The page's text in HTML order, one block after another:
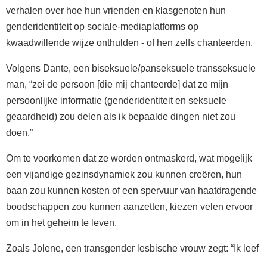
verhalen over hoe hun vrienden en klasgenoten hun
genderidentiteit op sociale-mediaplatforms op
kwaadwillende wijze onthulden - of hen zelfs chanteerden.
Volgens Dante, een biseksuele/panseksuele transseksuele
man, “zei de persoon [die mij chanteerde] dat ze mijn
persoonlijke informatie (genderidentiteit en seksuele
geaardheid) zou delen als ik bepaalde dingen niet zou
doen.”
Om te voorkomen dat ze worden ontmaskerd, wat mogelijk
een vijandige gezinsdynamiek zou kunnen creëren, hun
baan zou kunnen kosten of een spervuur van haatdragende
boodschappen zou kunnen aanzetten, kiezen velen ervoor
om in het geheim te leven.
Zoals Jolene, een transgender lesbische vrouw zegt: “Ik leef